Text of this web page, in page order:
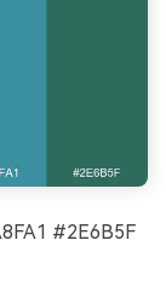
#2E6B5F